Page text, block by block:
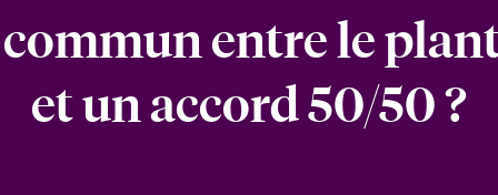
Groupe Beazley
les risques Cyber &
2026
Lumière sur les risques
environnementaux et
Michèle Horner
Cyberdéfense : le mXDR, une
entre le
et un accord 50/50 ?